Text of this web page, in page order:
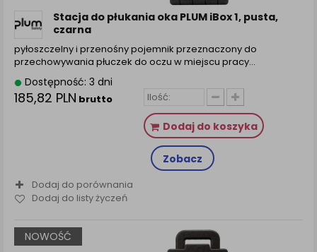
Stacja do płukania oka PLUM iBox 1, pusta,
czarna
pyłoszczelny i przenośny pojemnik przeznaczony do
przechowywania płuczek do oczu w miejscu pracy…
Dostępność: 3 dni
185,82 PLN brutto
Dodaj do koszyka
Zobacz
Dodaj do porównania
Dodaj do listy życzeń
NOWOŚĆ